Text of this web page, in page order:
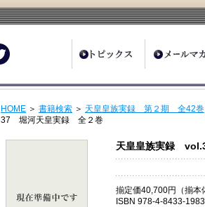
HOME ＞ 書籍検索 ＞ 天皇皇族実録 第２期 全42巻
37 堀河天皇実録 全２巻
天皇皇族実録
揃定価40,700円（揃
ISBN 978-4-8433-